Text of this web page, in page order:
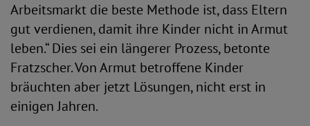
Arbeitsmarkt die beste Methode ist, dass Eltern
gut verdienen, damit ihre Kinder nicht in Armut
leben.“ Dies sei ein längerer Prozess, betonte
Fratzscher. Von Armut betroffene Kinder
bräuchten aber jetzt Lösungen, nicht erst in
einigen Jahren.